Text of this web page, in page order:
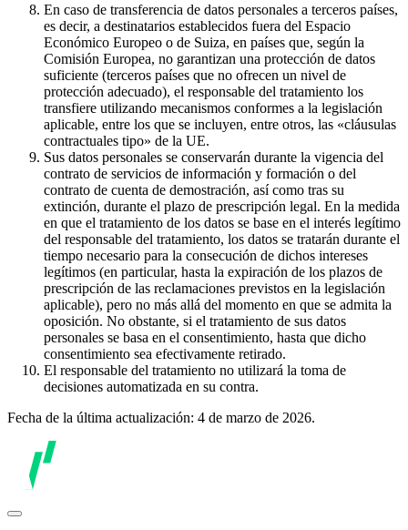
En caso de transferencia de datos personales a terceros países,
es decir, a destinatarios establecidos fuera del Espacio
Económico Europeo o de Suiza, en países que, según la
Comisión Europea, no garantizan una protección de datos
suficiente (terceros países que no ofrecen un nivel de
protección adecuado), el responsable del tratamiento los
transfiere utilizando mecanismos conformes a la legislación
aplicable, entre los que se incluyen, entre otros, las «cláusulas
contractuales tipo» de la UE.
Sus datos personales se conservarán durante la vigencia del
contrato de servicios de información y formación o del
contrato de cuenta de demostración, así como tras su
extinción, durante el plazo de prescripción legal. En la medida
en que el tratamiento de los datos se base en el interés legítimo
del responsable del tratamiento, los datos se tratarán durante el
tiempo necesario para la consecución de dichos intereses
legítimos (en particular, hasta la expiración de los plazos de
prescripción de las reclamaciones previstos en la legislación
aplicable), pero no más allá del momento en que se admita la
oposición. No obstante, si el tratamiento de sus datos
personales se basa en el consentimiento, hasta que dicho
consentimiento sea efectivamente retirado.
El responsable del tratamiento no utilizará la toma de
decisiones automatizada en su contra.
Fecha de la última actualización: 4 de marzo de 2026.